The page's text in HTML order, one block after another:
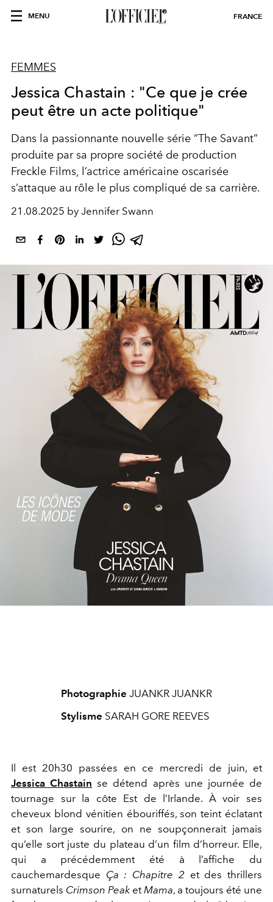
MENU FRANCE
FEMMES
Jessica Chastain : "Ce que je crée
peut être un acte politique"
Dans la passionnante nouvelle série “The Savant”
produite par sa propre société de production
Freckle Films, l’actrice américaine oscarisée
s’attaque au rôle le plus compliqué de sa carrière.
21.08.2025 by Jennifer Swann
Photographie JUANKR JUANKR
Stylisme SARAH GORE REEVES
Il est 20h30 passées en ce mercredi de juin, et
Jessica Chastain se détend après une journée de
tournage sur la côte Est de l’Ir lande. À voir ses
cheveux blond vénitien ébouriffés, son teint éclatant
et son large sourire, on ne soupçonnerait jamais
qu’elle sort juste du plateau d’un film d’horreur. Elle,
qui a précédemment été à l’affiche du
cauchemardesque Ça : Chapitre 2 et desthrillers
surnaturels Crimson Peak etMama, a toujours été une